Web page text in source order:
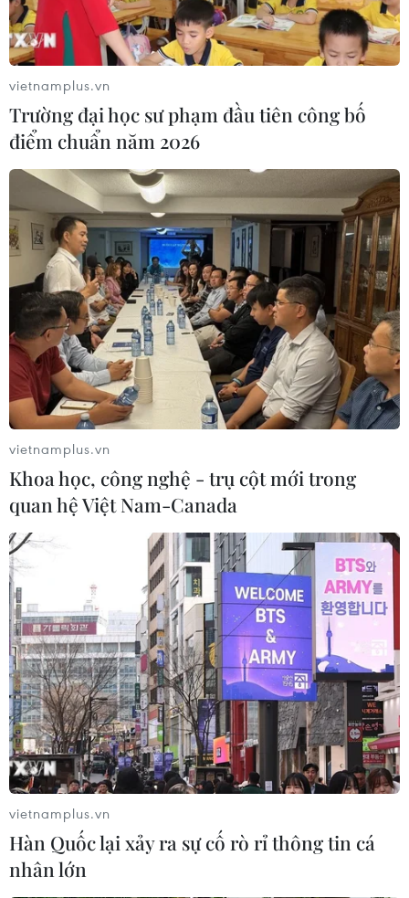
vietnamplus.vn
Trường đại học sư phạm đầu tiên công bố
điểm chuẩn năm 2026
vietnamplus.vn
Khoa học, công nghệ - trụ cột mới trong
quan hệ Việt Nam-Canada
vietnamplus.vn
Hàn Quốc lại xảy ra sự cố rò rỉ thông tin cá
nhân lớn